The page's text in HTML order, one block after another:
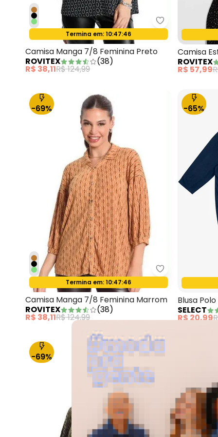
Rovitex -
Oferta relâmpago
Termina em:10:47:44
Camisa Manga 7/8 Feminina Preto
ROVITEX
(38)
R$ 38,11R$ 124,99
Camisa
ROVITEX
R$ 57,99
-69%
Rovitex -
Oferta relâmpago
Termina em:10:47:44
Camisa Manga 7/8 Feminina Marrom
ROVITEX
(38)
R$ 38,11R$ 124,99
-65%
Blusa
SELECT
R$ 20,99
-69%